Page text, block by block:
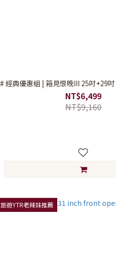
NT$6,499
NT$9,160
旅遊YTR老辣妹推薦